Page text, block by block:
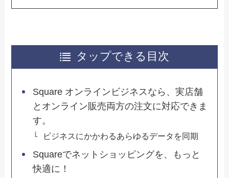
タップできる目次
Square オンラインビジネスなら、実店舗
とオンライン販売両方の注文に対応できま
す。
ビジネスにかかわるあらゆるデータを同期
Squareでネットショッピングを、もっと
快適に！